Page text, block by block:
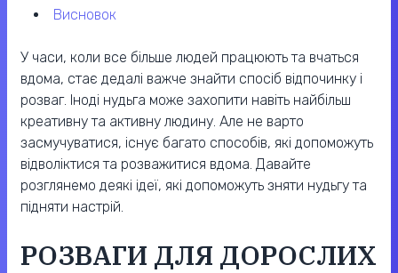
висновок
У часи, коли все більше людей працюють та вчаться
вдома, стає дедалі важче знайти спосіб відпочинку і
розваг. Іноді нудьга може захопити навіть найбільш
креативну та активну людину. Але не варто
засмучуватися, існує багато способів, які допоможуть
відволіктися та розважитися вдома. Давайте
розглянемо деякі ідеї, які допоможуть зняти нудьгу та
підняти настрій.
РОЗВАГИ ДЛЯ ДОРОСЛИХ